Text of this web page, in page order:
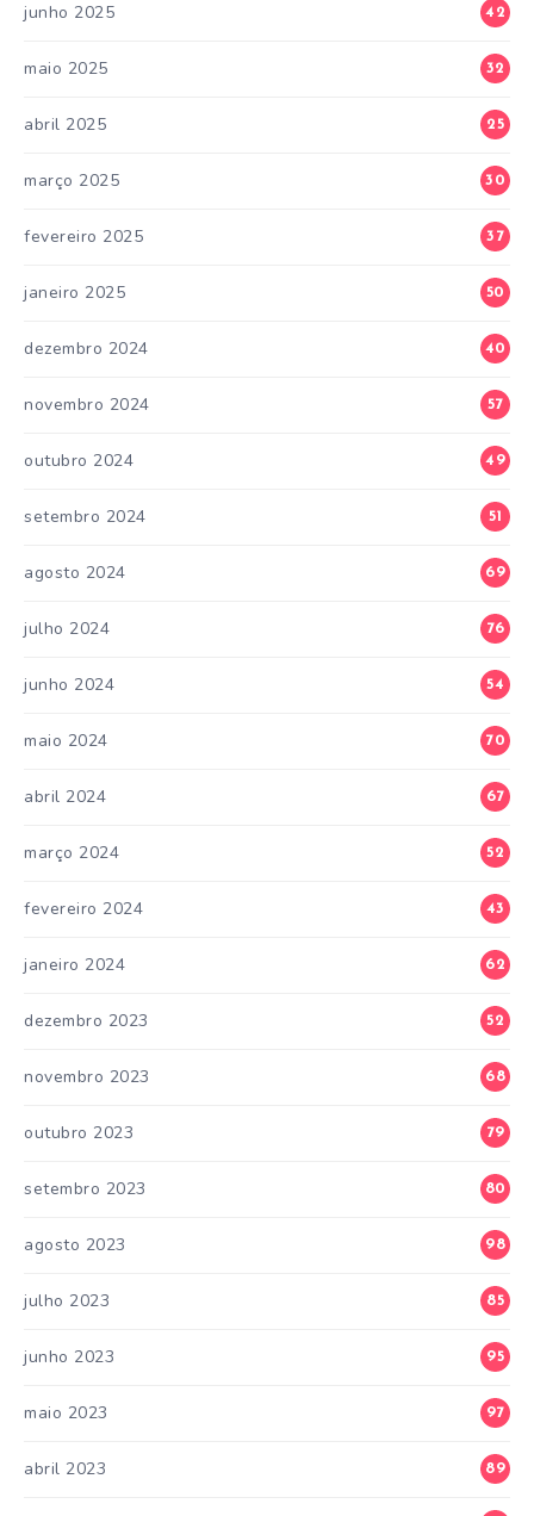
junho 2025 42
maio 2025 32
abril 2025 25
março 2025 30
fevereiro 2025 37
janeiro 2025 50
dezembro 2024 40
novembro 2024 57
outubro 2024 49
setembro 2024 51
agosto 2024 69
julho 2024 76
junho 2024 54
maio 2024 70
abril 2024 67
março 2024 52
fevereiro 2024 43
janeiro 2024 62
dezembro 2023 52
novembro 2023 68
outubro 2023 79
setembro 2023 80
agosto 2023 98
julho 2023 85
junho 2023 95
maio 2023 97
abril 2023 89